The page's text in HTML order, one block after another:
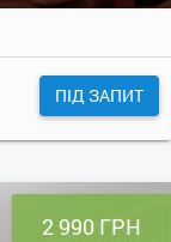
ПІД ЗАПИТ
2 990 ГРН